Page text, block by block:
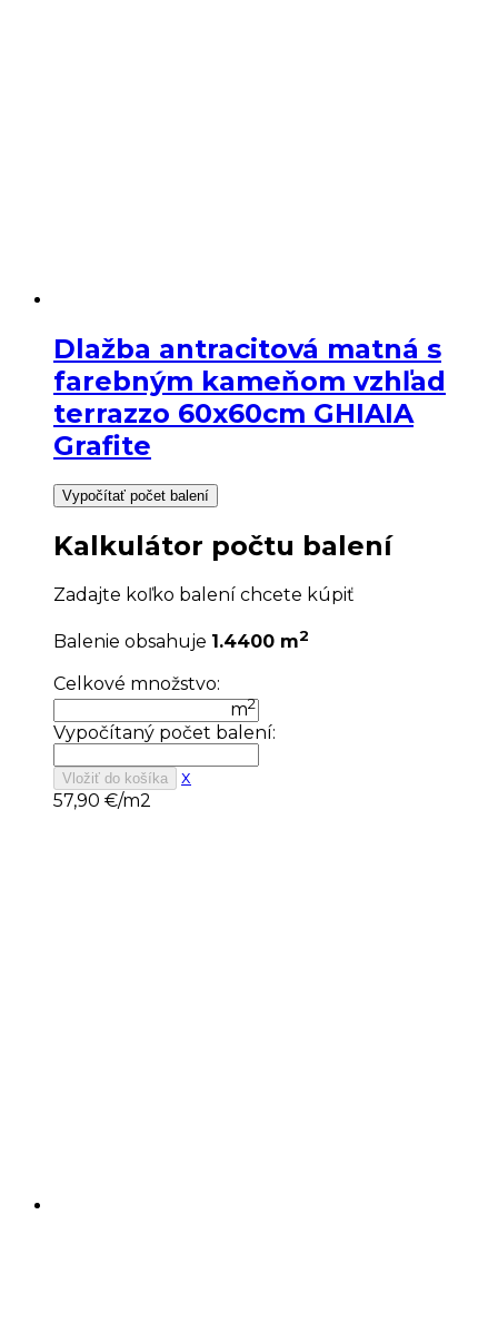
Dlažba antracitová matná s
farebným kameňom vzhľad
terrazzo 60x60cm GHIAIA
Grafite
Vypočítať počet balení
Kalkulátor počtu balení
Zadajte koľko balení chcete kúpiť
Balenie obsahuje 1.4400 m2
Celkové množstvo:
m2
Vypočítaný počet balení:
Vložiť do košíka
x
57,90 €/m2